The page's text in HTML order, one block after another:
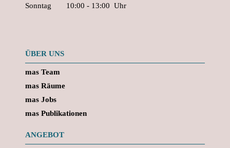
Sonntag
10:00 - 13:00 Uhr
ÜBER UNS
mas Team
mas Räume
mas Jobs
mas Publikationen
ANGEBOT